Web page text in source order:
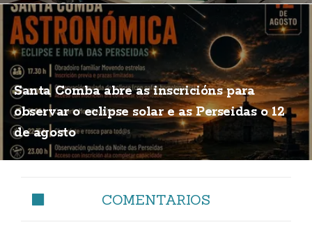
Santa Comba abre as inscricións para
observar o eclipse solar e as Perseidas o 12
de agosto
COMENTARIOS